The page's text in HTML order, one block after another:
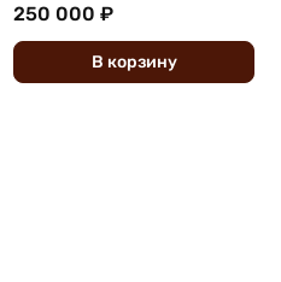
250 000 ₽
В корзину